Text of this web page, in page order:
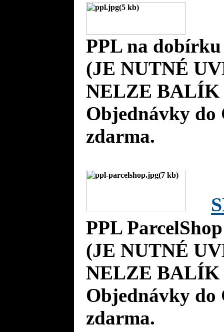
PPL na
(JE NUTNÉ
NELZE BALÍK
Objednávky do
zdarma.
PPL
(JE NUTNÉ
NELZE BALÍK
Objednávky do
zdarma.